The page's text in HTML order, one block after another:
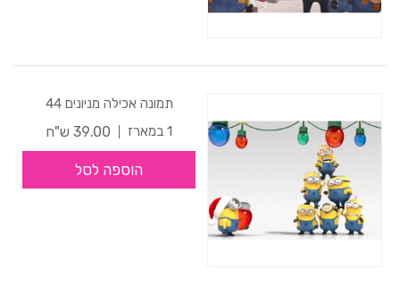
תמונה אכילה מניונים 44
1 במארז
39.00 ש"ח
הוספה לסל